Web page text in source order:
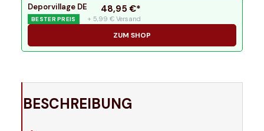
Deporvillage DE
BESTER PREIS
48,95 €*
+ 5,99 € Versand
ZUM SHOP
BESCHREIBUNG